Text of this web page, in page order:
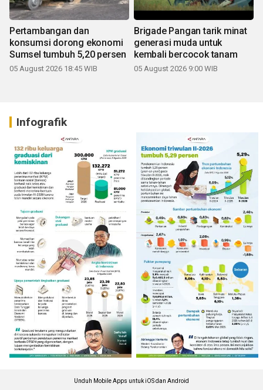
Pertambangan dan
konsumsi dorong ekonomi
Sumsel tumbuh 5,20 persen
05 August 2026 18:45 WIB
Brigade Pangan tarik minat
generasi muda untuk
kembali bercocok tanam
05 August 2026 9:00 WIB
Infografik
Unduh Mobile Apps untuk iOS dan Android